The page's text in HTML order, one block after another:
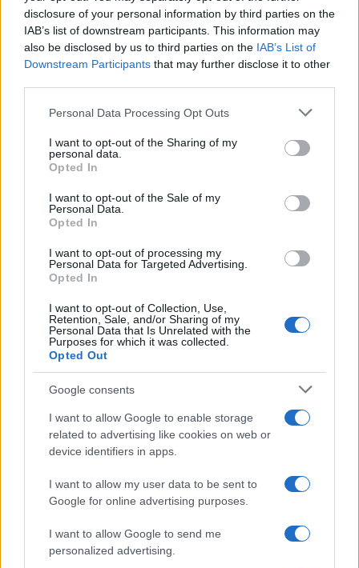
disclosure of your personal information by third parties on the
IAB’s list of downstream participants. This information may
also be disclosed by us to third parties on the IAB’s List of
Downstream Participants that may further disclose it to other
Please note that this website/app uses one or more Google
not limited to your visit or usage behaviour. You may click to
grant or deny consent to Google and its third-party tags to
use your data for below specified purposes in below Google
consent section.
Personal Data Processing Opt Outs
I want to opt-out of the Sharing of my
personal data.
Opted In
I want to opt-out of the Sale of my
Personal Data.
Opted In
I want to opt-out of processing my
Personal Data for Targeted Advertising.
Opted In
I want to opt-out of Collection, Use,
Retention, Sale, and/or Sharing of my
Personal Data that Is Unrelated with the
Purposes for which it was collected.
Opted Out
Google consents
I want to allow Google to enable storage
related to advertising like cookies on web or
device identifiers in apps.
I want to allow my user data to be sent to
Google for online advertising purposes.
I want to allow Google to send me
personalized advertising.
Su WhatsApp al numero +39
345 356 7512
Ricevi le nostre ultime news
Condividi l'articolo
F
a
ce
b
o
o
k
T
w
it
te
r
Pi
te
re
st
W
at
s
A
p
S
a
re
Articolo precedente
Prossimo articolo
Le previsioni meteo per il weekend a Olbia e in
Gallura
Michelle Hunziker in Gallura, bella anche dal
vivo: un amico vip svela come fa